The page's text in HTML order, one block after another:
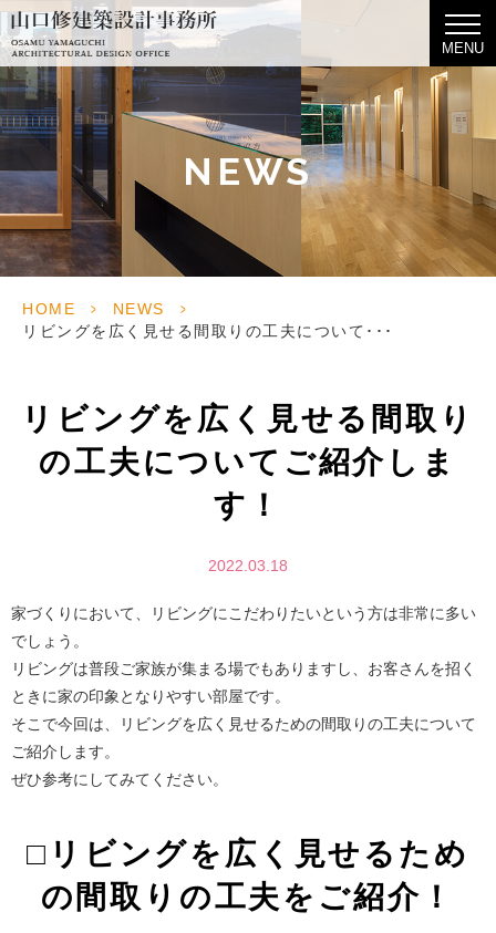
MENU
NEWS
HOME > NEWS
>
リビングを広く見せる間取りの工夫について･･･
リビングを広く見せる間取り
の工夫についてご紹介しま
す！
2022.03.18
家づくりにおいて、リビングにこだわりたいという方は非常に多い
でしょう。
リビングは普段ご家族が集まる場でもありますし、お客さんを招く
ときに家の印象となりやすい部屋です。
そこで今回は、リビングを広く見せるための間取りの工夫について
ご紹介します。
ぜひ参考にしてみてください。
□リビングを広く見せるため
の間取りの工夫をご紹介！